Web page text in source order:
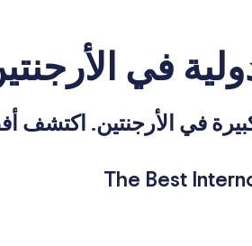
في
في الأرجنتين. اكتشف